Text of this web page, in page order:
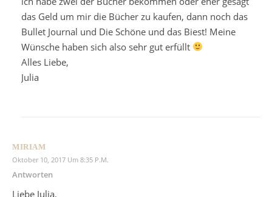
das Geld um mir die Bücher zu kaufen, dann noch das
Bullet Journal und Die Schöne und das Biest! Meine
Wünsche haben sich also sehr gut erfüllt
Alles Liebe,
Julia
MIRIAM
Oktober 10, 2017 Um 8:35 P.m.
Antworten
Liebe Julia,